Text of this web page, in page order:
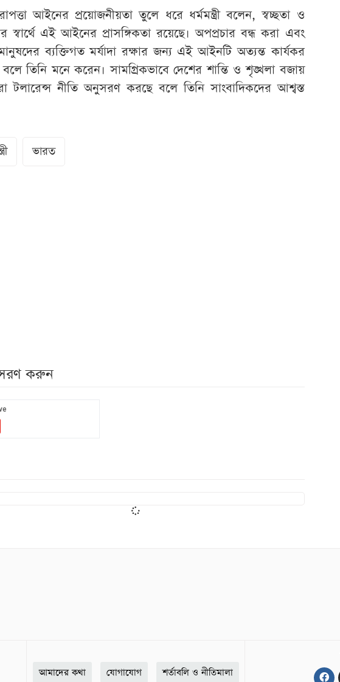
আইনের প্রয়োজনীয়তা তুলে ধরে ধর্মমন্ত্রী বলেন, স্বচ্ছতা ও
স্বার্থে এই আইনের প্রাসঙ্গিকতা রয়েছে। অপপ্রচার বন্ধ করা এবং
ব্যক্তিগত মর্যাদা রক্ষার জন্য এই আইনটি অত্যন্ত কার্যকর
তিনি মনে করেন। সামগ্রিকভাবে দেশের শান্তি ও শৃঙ্খলা বজায়
টলারেন্স নীতি অনুসরণ করছে বলে তিনি সাংবাদিকদের আশ্বস্ত
ভারত
করুন
আমাদের কথা যোগাযোগ শর্তাবলি ও নীতিমালা